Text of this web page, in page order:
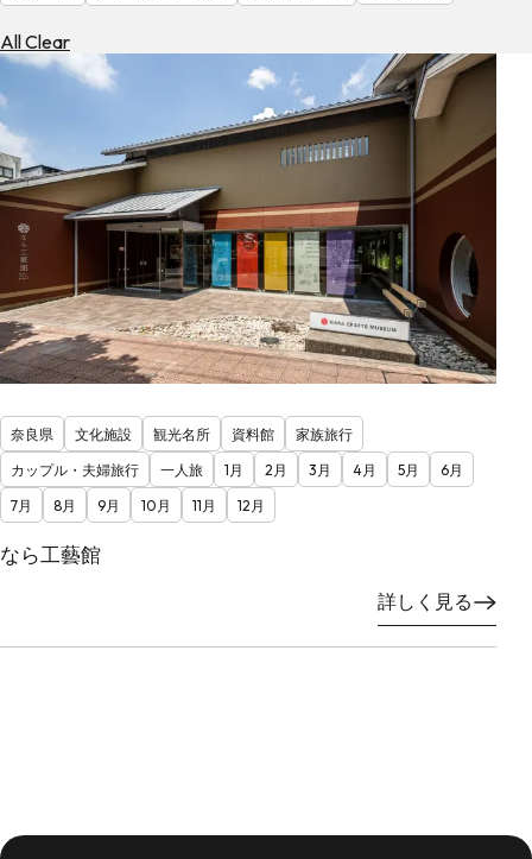
All Clear
奈良県 文化施設 観光名所 資料館
家族旅行
カップル・夫婦旅行
一人旅 1月 2月 3月 4月 5月
6月
7月
8月 9月 10月 11月 12月
なら工藝館
詳しく見る